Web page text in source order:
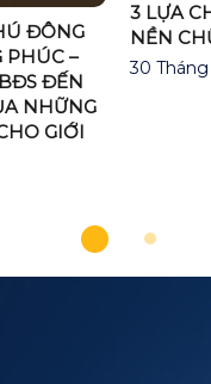
ĐÔNG
PHÚC –
ĐẾN
NHỮNG
GIỚI
3 LỰA
NỀN
30 Tháng